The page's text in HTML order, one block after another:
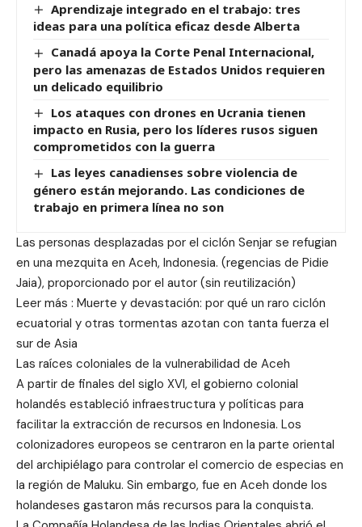
Aprendizaje integrado en el trabajo: tres
ideas para una política eficaz desde Alberta
Canadá apoya la Corte Penal Internacional,
pero las amenazas de Estados Unidos requieren
un delicado equilibrio
Los ataques con drones en Ucrania tienen
impacto en Rusia, pero los líderes rusos siguen
comprometidos con la guerra
Las leyes canadienses sobre violencia de
género están mejorando. Las condiciones de
trabajo en primera línea no son
Las personas desplazadas por el ciclón Senjar se refugian
en una mezquita en Aceh, Indonesia. (regencias de Pidie
Jaia), proporcionado por el autor (sin reutilización)
Leer más : Muerte y devastación: por qué un raro ciclón
ecuatorial y otras tormentas azotan con tanta fuerza el
sur de Asia
Las raíces coloniales de la vulnerabilidad de Aceh
A partir de finales del siglo XVI, el gobierno colonial
holandés estableció infraestructura y políticas para
facilitar la extracción de recursos en Indonesia. Los
colonizadores europeos se centraron en la parte oriental
del archipiélago para controlar el comercio de especias en
la región de Maluku. Sin embargo, fue en Aceh donde los
holandeses gastaron más recursos para la conquista.